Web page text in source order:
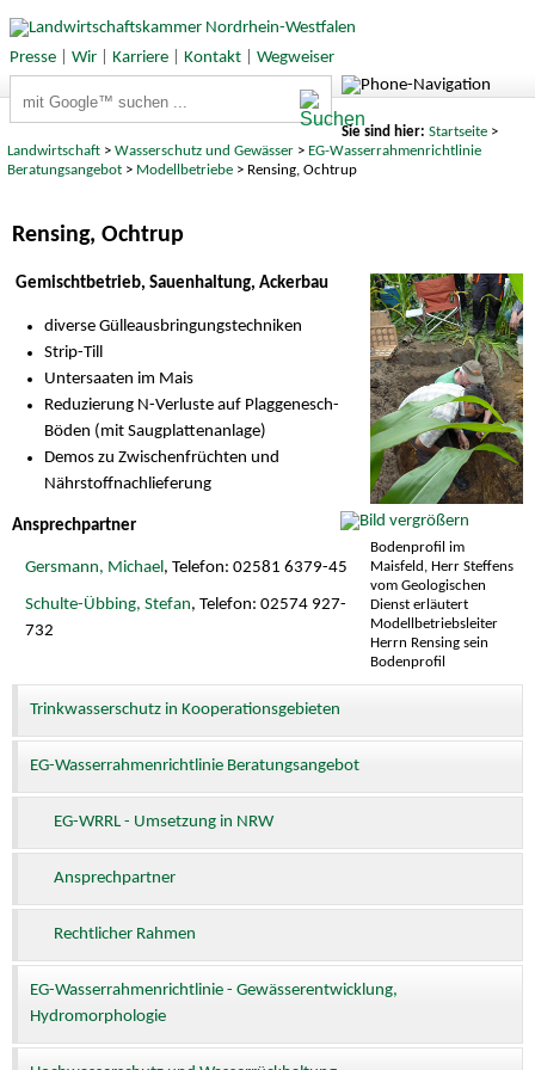
Presse| Wir| Karriere| Kontakt| Wegweiser
Sie sind hier: Startseite>
Landwirtschaft >Wasserschutz und Gewässer > EG-Wasserrahmenrichtlinie
Beratungsangebot > Modellbetriebe > Rensing, Ochtrup
Rensing, Ochtrup
Bodenprofil im
Maisfeld, Herr Steffens
vom Geologischen
Dienst erläutert
Modellbetriebsleiter
Herrn Rensing sein
Bodenprofil
Gemischtbetrieb, Sauenhaltung, Ackerbau
diverse Gülleausbringungstechniken
Strip-Till
Untersaaten im Mais
Reduzierung N-Verluste auf Plaggenesch-
Böden (mit Saugplattenanlage)
Demos zu Zwischenfrüchten und
Nährstoffnachlieferung
Ansprechpartner
Gersmann, Michael, Telefon: 02581 6379-45
Schulte-Übbing, Stefan, Telefon: 02574 927-
732
Trinkwasserschutz in Kooperationsgebieten
EG-Wasserrahmenrichtlinie Beratungsangebot
EG-WRRL - Umsetzung in NRW
Ansprechpartner
Rechtlicher Rahmen
EG-Wasserrahmenrichtlinie - Gewässerentwicklung,
Hydromorphologie